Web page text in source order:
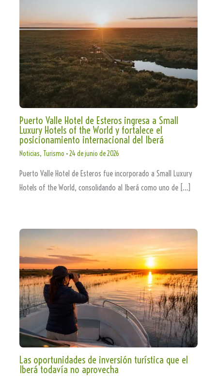
Puerto Valle Hotel de Esteros ingresa a Small
Luxury Hotels of the World y fortalece el
posicionamiento internacional del Iberá
Noticias, Turismo •24 de junio de 2026
Puerto Valle Hotel de Esteros fue incorporado a Small Luxury
Hotels of the World, consolidando al Iberá como uno de […]
Las oportunidades de inversión turística que el
Iberá todavía no aprovecha